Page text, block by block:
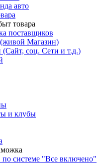
авто
товара
поставщиков
Магазин)
соц. Сети и т.д.)
и клубы
по системе "Все включено"